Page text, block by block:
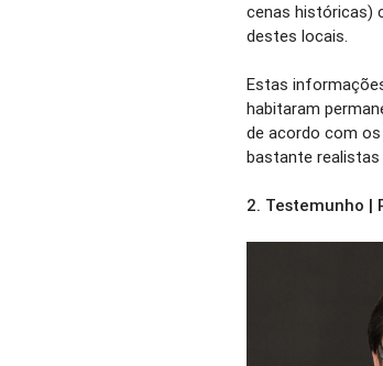
cenas históricas)
destes locais.
Estas
habitaram
de acordo com
bastante
2. Testemunho |